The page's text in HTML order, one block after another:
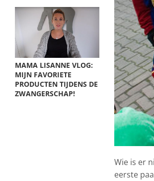
MAMA LISANNE VLOG:
MIJN FAVORIETE
PRODUCTEN TIJDENS DE
ZWANGERSCHAP!
Wie is er
eerste